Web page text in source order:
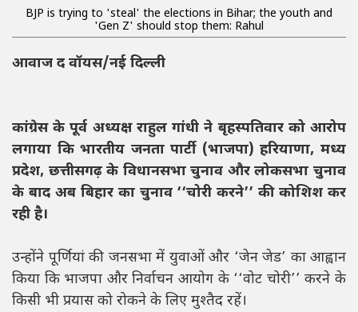
BJP is trying to 'steal' the elections in Bihar; the youth and
'Gen Z' should stop them: Rahul
आवाज द वॉयस/नई दिल्ली
कांग्रेस के पूर्व अध्यक्ष राहुल गांधी ने बृहस्पतिवार को आरोप
लगाया कि भारतीय जनता पार्टी (भाजपा) हरियाणा, मध्य
प्रदेश, छत्तीसगढ़ के विधानसभा चुनाव और लोकसभा चुनाव
के बाद अब बिहार का चुनाव ‘‘चोरी करने’’ की कोशिश कर
रही है।
उन्होंने पूर्णियां की जनसभा में युवाओं और ‘जेन जेड’ का आह्वान
किया कि भाजपा और निर्वाचन आयोग के ‘‘वोट चोरी’’ करने के
किसी भी प्रयास को रोकने के लिए मुश्तैद रहें।